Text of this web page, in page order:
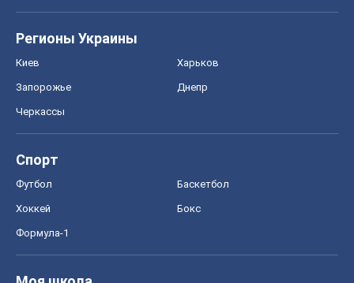
Регионы Украины
Киев Харьков
Запорожье Днепр
Черкассы
Спорт
Футбол Баскетбол
Хоккей Бокс
Формула-1